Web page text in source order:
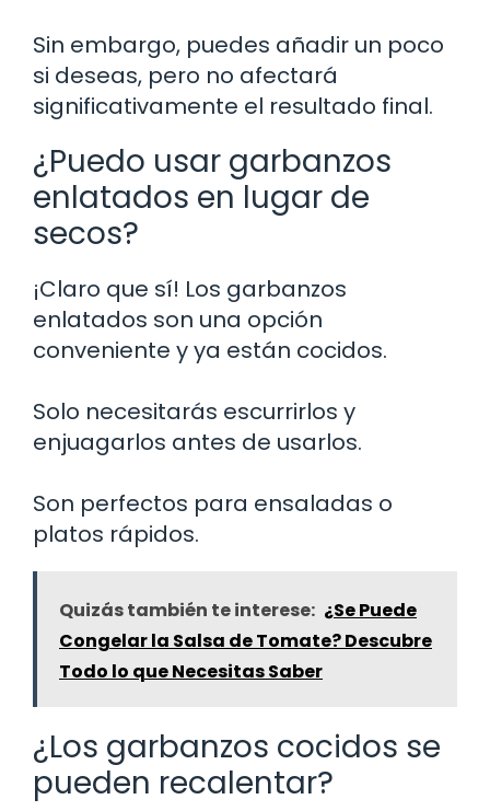
Sin embargo, puedes añadir un poco
si deseas, pero no afectará
significativamente el resultado final.
¿Puedo usar garbanzos
enlatados en lugar de
secos?
¡Claro que sí! Los garbanzos
enlatados son una opción
conveniente y ya están cocidos.
Solo necesitarás escurrirlos y
enjuagarlos antes de usarlos.
Son perfectos para ensaladas o
platos rápidos.
Quizás también te interese: ¿Se Puede
Congelar la Salsa de Tomate? Descubre
Todo lo que Necesitas Saber
¿Los garbanzos cocidos se
pueden recalentar?